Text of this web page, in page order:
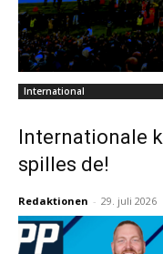
International
Internationale
spilles de!
Redaktionen - 29. juli 2026